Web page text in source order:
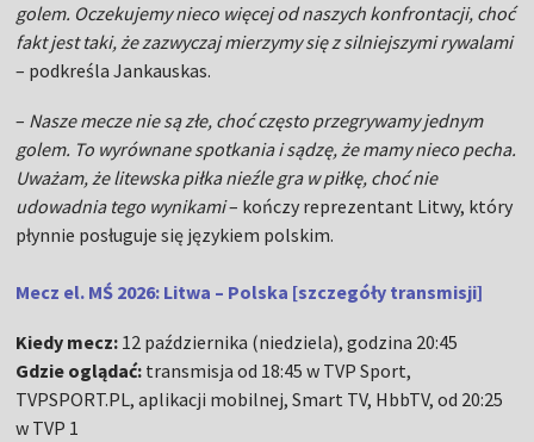
golem. Oczekujemy nieco więcej od naszych konfrontacji, choć
fakt jest taki, że zazwyczaj mierzymy się z silniejszymi rywalami
– podkreśla Jankauskas.
– Nasze mecze nie są złe, choć często przegrywamy jednym
golem. To wyrównane spotkania i sądzę, że mamy nieco pecha.
Uważam, że litewska piłka nieźle gra w piłkę, choć nie
udowadnia tego wynikami– kończy reprezentant Litwy, który
płynnie posługuje się językiem polskim.
Mecz el. MŚ 2026: Litwa – Polska [szczegóły transmisji]
Kiedy mecz: 12 października (niedziela), godzina 20:45
Gdzie oglądać: transmisja od 18:45 w TVP Sport,
TVPSPORT.PL, aplikacji mobilnej, Smart TV, HbbTV, od 20:25
w TVP 1